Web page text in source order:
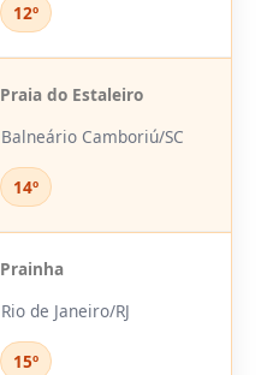
12º
Praia do Estaleiro
Balneário Camboriú/SC
14º
Prainha
Rio de Janeiro/RJ
15º